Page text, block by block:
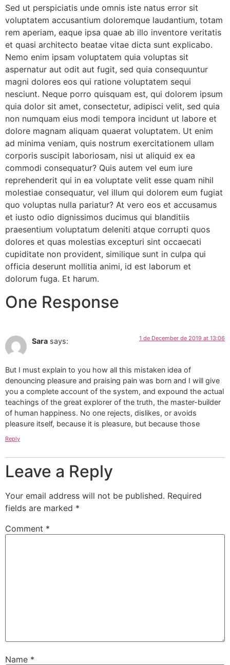
Sed ut perspiciatis unde omnis iste natus error sit
voluptatem accusantium doloremque laudantium, totam
rem aperiam, eaque ipsa quae ab illo inventore veritatis
et quasi architecto beatae vitae dicta sunt explicabo.
Nemo enim ipsam voluptatem quia voluptas sit
aspernatur aut odit aut fugit, sed quia consequuntur
magni dolores eos qui ratione voluptatem sequi
nesciunt. Neque porro quisquam est, qui dolorem ipsum
quia dolor sit amet, consectetur, adipisci velit, sed quia
non numquam eius modi tempora incidunt ut labore et
dolore magnam aliquam quaerat voluptatem. Ut enim
ad minima veniam, quis nostrum exercitationem ullam
corporis suscipit laboriosam, nisi ut aliquid ex ea
commodi consequatur? Quis autem vel eum iure
reprehenderit qui in ea voluptate velit esse quam nihil
molestiae consequatur, vel illum qui dolorem eum fugiat
quo voluptas nulla pariatur? At vero eos et accusamus
et iusto odio dignissimos ducimus qui blanditiis
praesentium voluptatum deleniti atque corrupti quos
dolores et quas molestias excepturi sint occaecati
cupiditate non provident, similique sunt in culpa qui
officia deserunt mollitia animi, id est laborum et
dolorum fuga. Et harum.
One Response
Sara says: 1 de December de 2019 at 13:06
But I must explain to you how all this mistaken idea of
denouncing pleasure and praising pain was born and I will give
you a complete account of the system, and expound the actual
teachings of the great explorer of the truth, the master-builder
of human happiness. No one rejects, dislikes, or avoids
pleasure itself, because it is pleasure, but because those
Reply
Leave a Reply
Your email address will not be published. Required
fields are marked *
Comment *
Name *